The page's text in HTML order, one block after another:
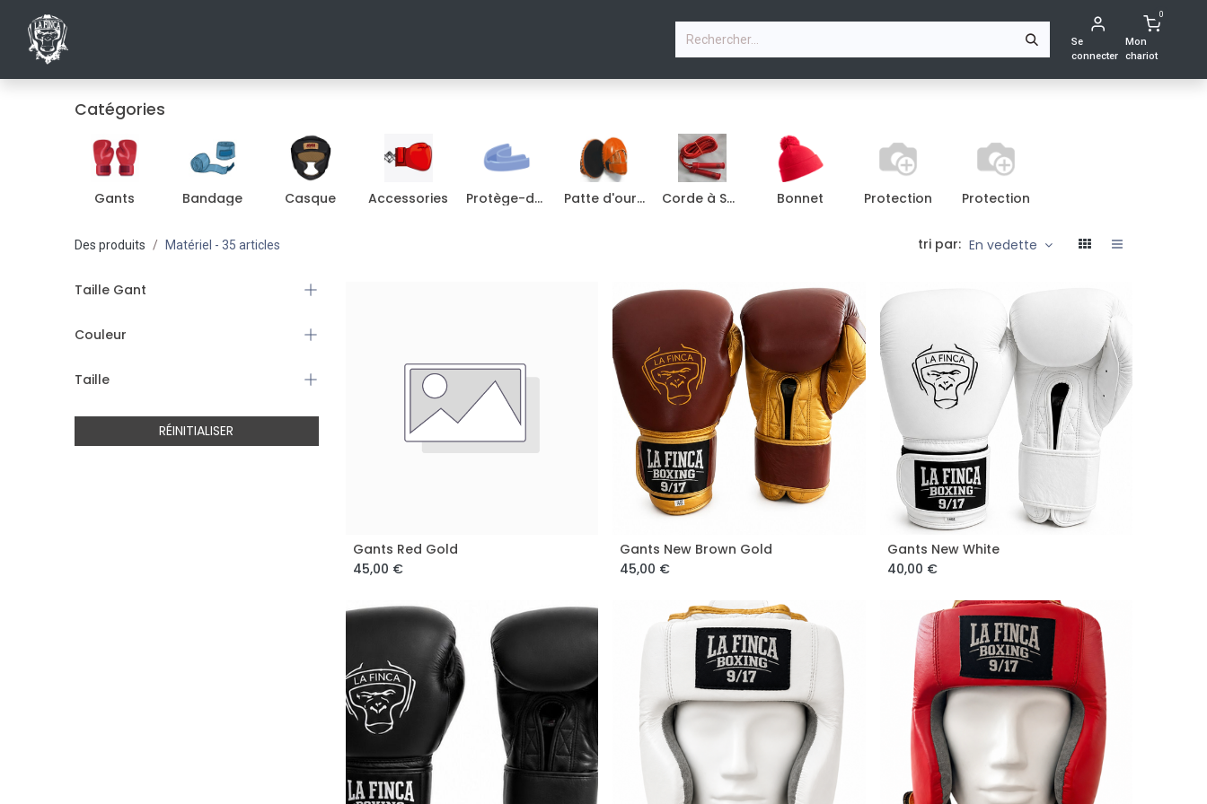
CONTACTEZ-NOUS
Se
connecter
0
Mon
chariot
Catégories
Gants Bandage Casque Accessories Protège-dents Patte d'ours boxe Corde à Sauter Bonnet Protection Protection
Des produits Matériel - 35 articles tri par: En vedette
Taille Gant
Couleur
Taille
RÉINITIALISER
ajouter au panier
Gants Red Gold
45,00 €
ajouter au panier
Gants New Brown Gold
45,00 €
Gants New White
40,00 €